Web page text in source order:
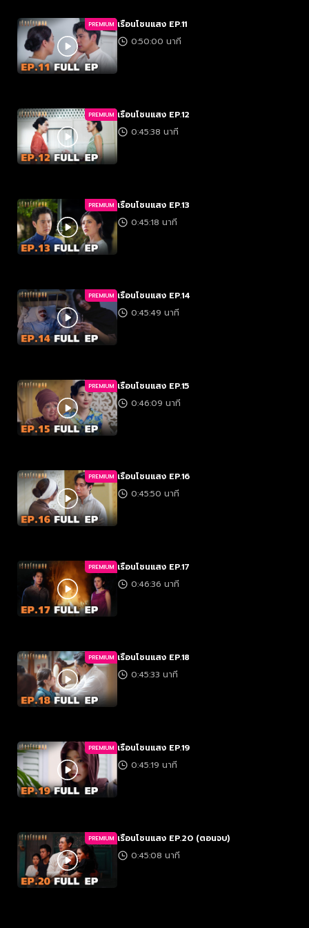
PREMIUM เรือนโชนแสง EP.11
0:50:00 นาที
PREMIUM เรือนโชนแสง EP.12
0:45:38 นาที
PREMIUM เรือนโชนแสง EP.13
0:45:18 นาที
PREMIUM เรือนโชนแสง EP.14
0:45:49 นาที
PREMIUM เรือนโชนแสง EP.15
0:46:09 นาที
PREMIUM เรือนโชนแสง EP.16
0:45:50 นาที
PREMIUM เรือนโชนแสง EP.17
0:46:36 นาที
PREMIUM เรือนโชนแสง EP.18
0:45:33 นาที
PREMIUM เรือนโชนแสง EP.19
0:45:19 นาที
PREMIUM เรือนโชนแสง EP.20 (ตอนจบ)
0:45:08 นาที